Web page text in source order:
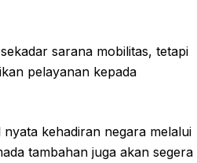
sarana mobilitas, tetapi
pelayanan kepada
kehadiran negara melalui
tambahan juga akan segera